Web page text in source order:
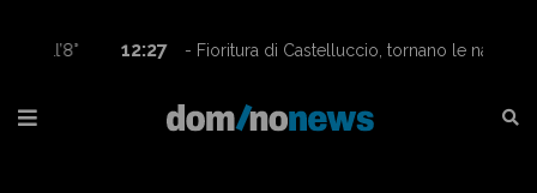
12:27
- Fioritura di Castelluccio, tornano le navette